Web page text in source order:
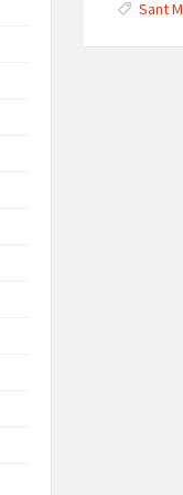
p
p
Sant